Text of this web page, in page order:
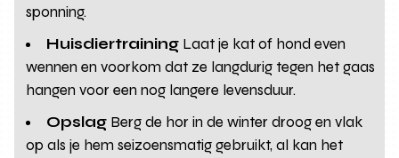
sponning.
Huisdiertraining Laat je kat of hond even
wennen en voorkom dat ze langdurig tegen het gaas
hangen voor een nog langere levensduur.
Opslag Berg de hor in de winter droog en vlak
op als je hem seizoensmatig gebruikt, al kan het